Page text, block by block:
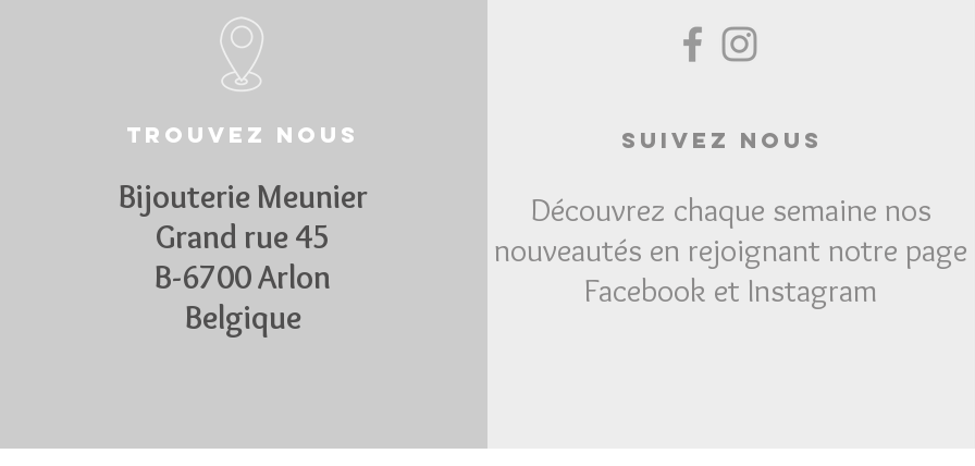
Trouvez nous
Bijouterie Meunier
Grand rue 45
B-6700 Arlon
Belgique
Suivez Nous
Découvrez chaque semaine nos
nouveautés en rejoignant notre page
Facebook et Instagram